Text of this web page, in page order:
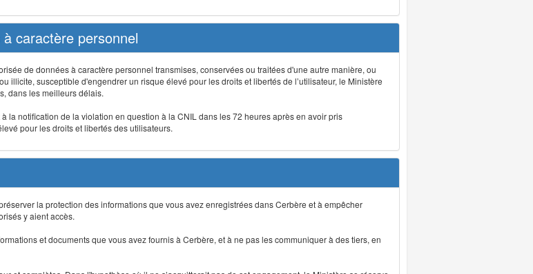
caractère personnel
de données à caractère personnel transmises, conservées ou traitées d'une autre manière, ou
illicite, susceptible d'engendrer un risque élevé pour les droits et libertés de l’utilisateur, le Ministère
dans les meilleurs délais.
la notification de la violation en question à la CNIL dans les 72 heures après en avoir pris
pour les droits et libertés des utilisateurs.
la protection des informations que vous avez enregistrées dans Cerbère et à empêcher
y aient accès.
et documents que vous avez fournis à Cerbère, et à ne pas les communiquer à des tiers, en